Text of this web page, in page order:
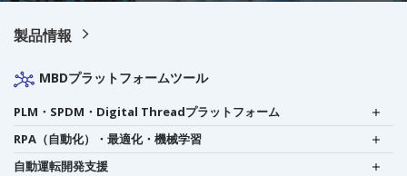
製品情報
MBDプラットフォームツール
PLM・SPDM・Digital Threadプラットフォーム
RPA（自動化）・最適化・機械学習
自動運転開発支援